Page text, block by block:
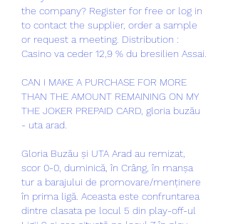
the company? Register for free or log in
to contact the supplier, order a sample
or request a meeting. Distribution :
Casino va ceder 12,9 % du bresilien Assai.
CAN I MAKE A PURCHASE FOR MORE
THAN THE AMOUNT REMAINING ON MY
THE JOKER PREPAID CARD, gloria buzău
- uta arad.
Gloria Buzău și UTA Arad au remizat,
scor 0-0, duminică, în Crâng, în manșa
tur a barajului de promovare/menținere
în prima ligă. Aceasta este confruntarea
dintre clasata pe locul 5 din play-off-ul